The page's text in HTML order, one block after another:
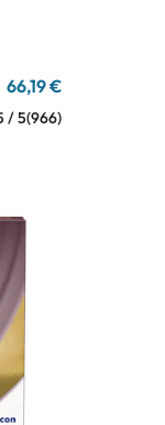
66,19 €
/ 5(966)